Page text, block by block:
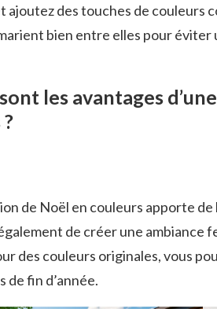
ajoutez des touches de couleurs
bien entre elles pour
les avantages
de Noël en couleurs apporte
de créer une ambiance
des couleurs originales, vous
de fin d’année.